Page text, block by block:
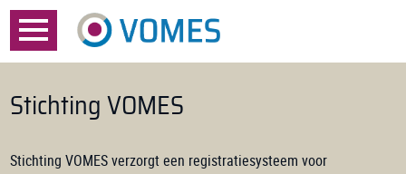
Menu
Stichting VOMES
Stichting VOMES verzorgt een registratiesysteem voor